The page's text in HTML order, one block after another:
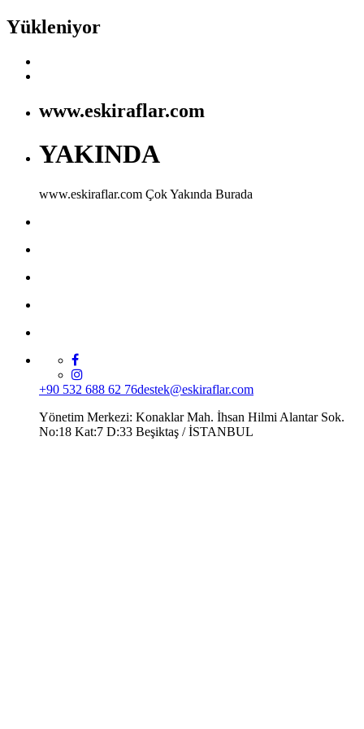
Yükleniyor
www.eskiraflar.com
YAKINDA
www.eskiraflar.com Çok Yakında Burada
+90 532 688 62 76destek@eskiraflar.com
Yönetim Merkezi: Konaklar Mah. İhsan Hilmi Alantar Sok.
No:18 Kat:7 D:33 Beşiktaş / İSTANBUL